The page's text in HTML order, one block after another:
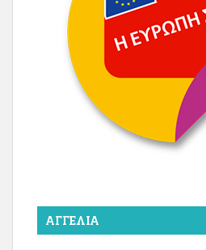
ΑΓΓΕΛΊΑ